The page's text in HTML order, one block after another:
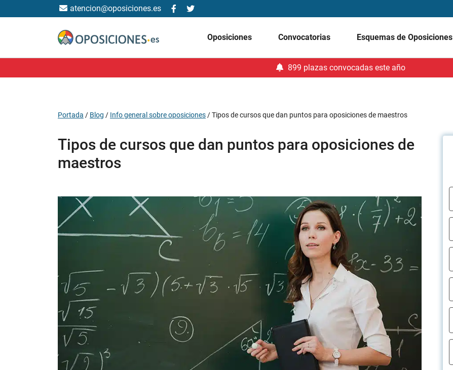
atencion@oposiciones.es
Oposiciones Convocatorias Esquemas de Oposiciones
899 plazas convocadas este año
Portada / Blog / Info general sobre oposiciones /Tipos de cursos que dan puntos para oposiciones de maestros
Tipos de cursos que dan puntos para oposiciones de
maestros